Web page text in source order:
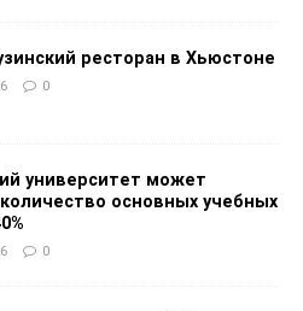
ресторан в Хьюстоне
0
университет может
основных учебных
0